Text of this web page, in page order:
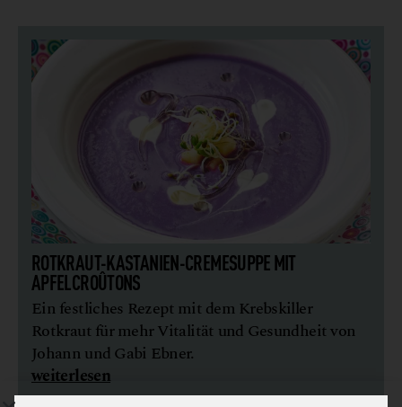
ROTKRAUT-KASTANIEN-CREMESUPPE MIT
APFELCROÛTONS
Ein festliches Rezept mit dem Krebskiller
Rotkraut für mehr Vitalität und Gesundheit von
Johann und Gabi Ebner.
weiterlesen